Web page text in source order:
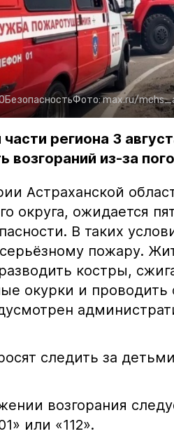
БезопасностьФото:max.ru/
региона 3
возгораний из-за
Астраханской
округа, ожидается
В таких
пожару.
костры,
окурки и
следить за
возгорания
или «112».